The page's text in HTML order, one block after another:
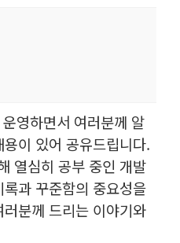
영하면서 여러분께 알
이 있어 공유드립니다.
열심히 공부 중인 개발
과 꾸준함의 중요성을
분께 드리는 이야기와